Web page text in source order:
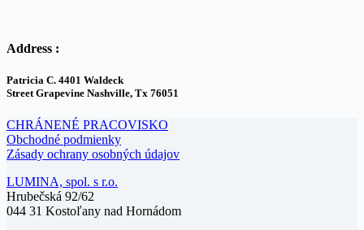
Address :
Patricia C. 4401 Waldeck
Street Grapevine Nashville, Tx 76051
CHRÁNENÉ PRACOVISKO
Obchodné podmienky
Zásady ochrany osobných údajov
LUMINA, spol. s r.o.
Hrubečská 92/62
044 31 Kostoľany nad Hornádom